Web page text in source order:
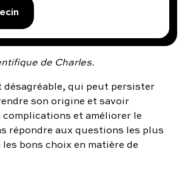
de Charles.
qui peut persister
son origine et savoir
et améliorer le
répondre aux questions les plus
bons choix en matière de